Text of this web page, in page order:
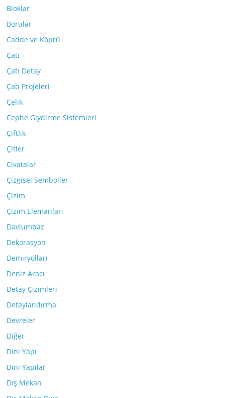
Bloklar
Borular
Cadde ve Köprü
Çatı
Çatı Detay
Çatı Projeleri
Çelik
Cephe Giydirme Sistemleri
Çiftlik
Çitler
Civatalar
Çizgisel Semboller
Çizim
Çizim Elemanları
Davlumbaz
Dekorasyon
Demiryolları
Deniz Aracı
Detay Çizimleri
Detaylandırma
Devreler
Diğer
Dini Yapı
Dini Yapılar
Dış Mekan